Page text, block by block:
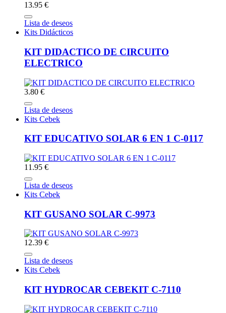
13.95 €
Lista de deseos
Kits Didácticos
KIT DIDACTICO DE CIRCUITO
ELECTRICO
3.80 €
Lista de deseos
Kits Cebek
KIT EDUCATIVO SOLAR 6 EN 1 C-0117
11.95 €
Lista de deseos
Kits Cebek
KIT GUSANO SOLAR C-9973
12.39 €
Lista de deseos
Kits Cebek
KIT HYDROCAR CEBEKIT C-7110